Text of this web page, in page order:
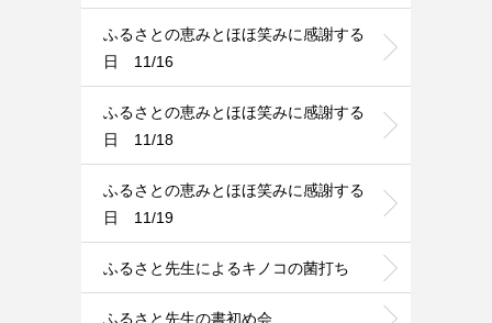
ふるさとの恵みとほほ笑みに感謝する
日 11/16
ふるさとの恵みとほほ笑みに感謝する
日 11/18
ふるさとの恵みとほほ笑みに感謝する
日 11/19
ふるさと先生によるキノコの菌打ち
ふるさと先生の書初め会